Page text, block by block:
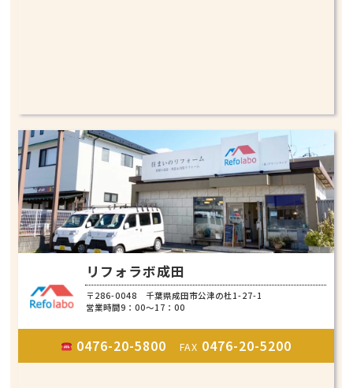
リフォラボ成田
〒286-0048 千葉県成田市公津の杜1-27-1
営業時間9：00～17：00
0476-20-5800FAX 0476-20-5200